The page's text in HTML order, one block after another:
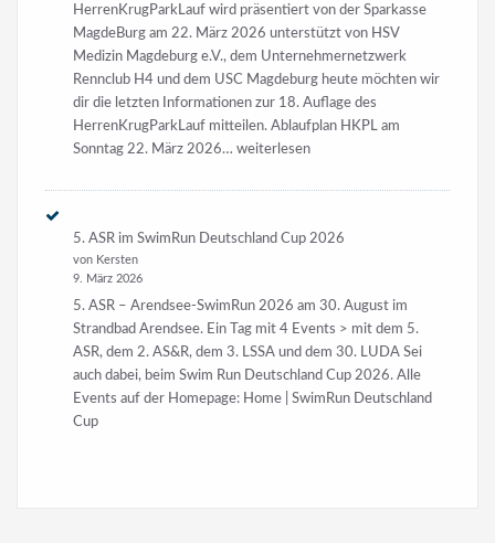
HerrenKrugParkLauf wird präsentiert von der Sparkasse
MagdeBurg am 22. März 2026 unterstützt von HSV
Medizin Magdeburg e.V., dem Unternehmernetzwerk
Rennclub H4 und dem USC Magdeburg heute möchten wir
dir die letzten Informationen zur 18. Auflage des
HerrenKrugParkLauf mitteilen. Ablaufplan HKPL am
Sonntag 22. März 2026… 18.
am
März
weiterlesen
5. ASR im SwimRun Deutschland Cup 2026
von Kersten
9. März 2026
5. ASR – Arendsee-SwimRun 2026 am 30. August im
Strandbad Arendsee. Ein Tag mit 4 Events > mit dem 5.
ASR, dem 2. AS&R, dem 3. LSSA und dem 30. LUDA Sei
auch dabei, beim Swim Run Deutschland Cup 2026. Alle
Events auf der Homepage: Home | SwimRun Deutschland
Cup